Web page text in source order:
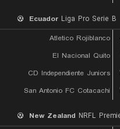
Ecuador Liga Pro Serie B
Atletico Rojiblanco
El Nacional Quito
CD Independiente Juniors
San Antonio FC Cotacachi
New Zealand NRFL